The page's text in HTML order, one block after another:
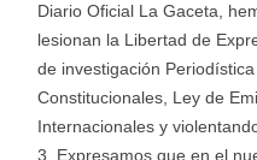
Diario Oficial La Gaceta,
lesionan la Libertad de
de investigación
Constitucionales, Ley de
Internacionales y
Expresamos que en el